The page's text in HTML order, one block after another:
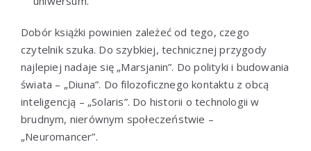
Dobór książki powinien zależeć od tego, czego
czytelnik szuka. Do szybkiej, technicznej przygody
najlepiej nadaje się „Marsjanin”. Do polityki i budowania
świata – „Diuna”. Do filozoficznego kontaktu z obcą
inteligencją – „Solaris”. Do historii o technologii w
brudnym, nierównym społeczeństwie –
„Neuromancer”.